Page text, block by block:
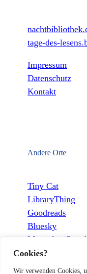
Cookies?
Wir verwenden Cookies,
tage-des-
Impressum
Datenschutz
Kontakt
Andere Orte
Tiny Cat
LibraryThing
Goodreads
Bluesky
Mastodon/